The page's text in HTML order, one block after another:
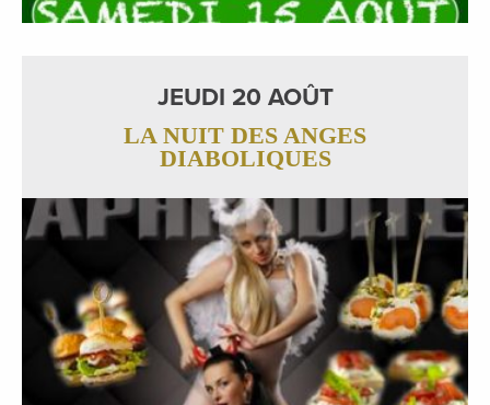
JEUDI 20 AOÛT
LA NUIT DES ANGES
DIABOLIQUES